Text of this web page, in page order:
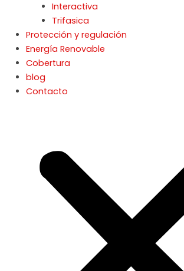
Interactiva
Trifasica
Protección y regulación
Energía Renovable
Cobertura
blog
Contacto